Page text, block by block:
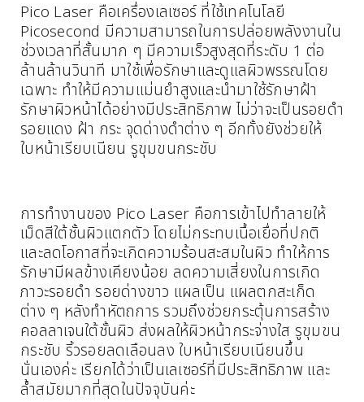
Pico Laser คือเครื่องเลเซอร์ ที่ใช้เทคโนโลยี
Picosecond มีความสามารถในการปล่อยพลังงานใน
ช่วงเวลาที่สั้นมาก ๆ มีความเร็วสูงสุดที่ระดับ 1 ต่อ
ล้านล้านวินาที มาใช้เพื่อรักษาและดูแลผิวพรรณโดย
เฉพาะ ทำให้มีความแม่นยำสูงและนำมาใช้รักษาฝ้า
รักษาผิวหน้าได้อย่างมีประสิทธิภาพ ไม่ว่าจะเป็นรอยดำ
รอยแดง ฝ้า กระ จุดด่างดำต่าง ๆ อีกทั้งยังช่วยให้
ใบหน้าเรียบเนียน รูขุมขนกระชับ
การทำงานของ Pico Laser คือการเข้าไปทำลายให้
เม็ดสีใต้ชั้นผิวแตกตัว โดยไม่กระทบเนื้อเยื่อที่ปกติ
และลดโอกาสที่จะเกิดความร้อนสะสมในผิว ทำให้การ
รักษามีผลข้างเคียงน้อย ลดความเสี่ยงในการเกิด
ภาวะรอยดำ รอยด่างขาว แผลเป็น แผลตกสะเก็ด
ต่าง ๆ หลังทำหัตถการ รวมถึงช่วยกระตุ้นการสร้าง
คอลลาเจนใต้ชั้นผิว ส่งผลให้ผิวหน้ากระจ่างใส รูขุมขน
กระชับ ริ้วรอยลดเลือนลง ใบหน้าเรียบเนียนขึ้น
นั่นเองค่ะ เรียกได้ว่าเป็นเลเซอร์ที่มีประสิทธิภาพ และ
ล้ำสมัยมากที่สุดในปัจจุบันค่ะ